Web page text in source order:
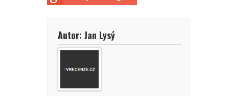
Autor: Jan Lysý